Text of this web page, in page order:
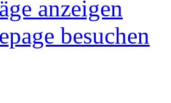
anzeigen
besuchen